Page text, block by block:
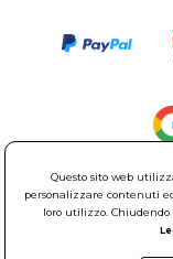
© Elettroservice
Questo sito web
personalizzare contenuti
loro utilizzo. Chiudendo